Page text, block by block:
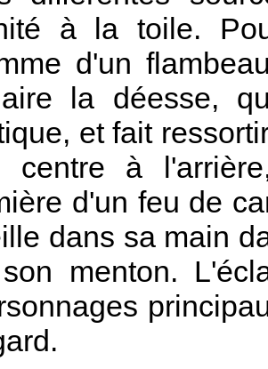
à la toile.
d'un
la déesse,
et fait
centre à
d'un feu de
dans sa main
menton.